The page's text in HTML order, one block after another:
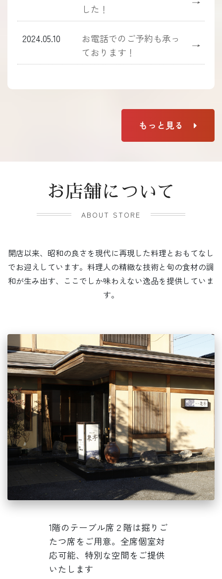
した！
2024.05.10
お電話でのご予約も承っ
ております！
→
もっと見る
お店舗について
ABOUT STORE
開店以来、昭和の良さを現代に再現した料理とおもてなし
でお迎えしています。料理人の精緻な技術と旬の食材の調
和が生み出す、ここでしか味わえない逸品を提供していま
す。
1階のテーブル席２階は掘りご
たつ席をご用意。全席個室対
応可能、特別な空間をご提供
いたします